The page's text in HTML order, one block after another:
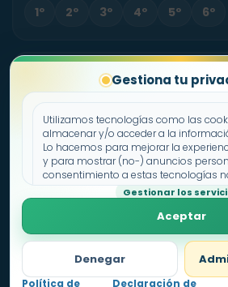
Gestiona tu
Utilizamos tecnologías como las
almacenar y/o acceder a la
Lo hacemos para mejorar la
y para mostrar (no-) anuncios
consentimiento a estas tecnologías
procesar datos como el
navegación o los ID's únicos en este
retirar el consentimiento, puede
Gestionar los
Aceptar
Denegar
Política de Declaración de
1º 2º 3º 4º 5º 6º
Sobre Fichas.es Contacto
Política de
Declaración de
Aviso legal